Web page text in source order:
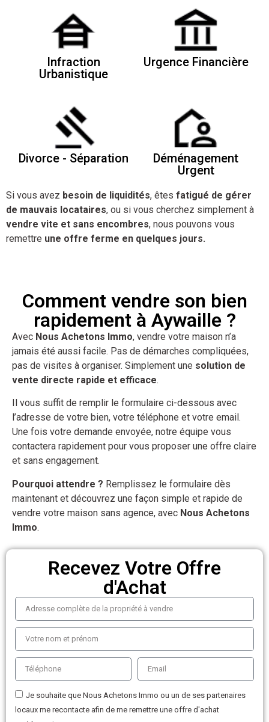
Infraction
Urbanistique
Urgence Financière
Divorce - Séparation
Déménagement
Urgent
Si vous avez besoin de liquidités, êtes fatigué de gérer
de mauvais locataires, ou si vous cherchez simplement à
vendre vite et sans encombres, nous pouvons vous
remettre une offre ferme en quelques jours.
Comment vendre son bien
rapidement à Aywaille ?
Avec Nous Achetons Immo, vendre votre maison n’a
jamais été aussi facile. Pas de démarches compliquées,
pas de visites à organiser. Simplement une solution de
vente directe rapide et efficace.
Il vous suffit de remplir le formulaire ci-dessous avec
l’adresse de votre bien, votre téléphone et votre email.
Une fois votre demande envoyée, notre équipe vous
contactera rapidement pour vous proposer une offre claire
et sans engagement.
Pourquoi attendre ? Remplissez le formulaire dès
maintenant et découvrez une façon simple et rapide de
vendre votre maison sans agence, avec Nous Achetons
Immo.
Recevez Votre Offre
d'Achat
Je souhaite que Nous Achetons Immo ou un de ses partenaires
locaux me recontacte afin de me remettre une offre d'achat